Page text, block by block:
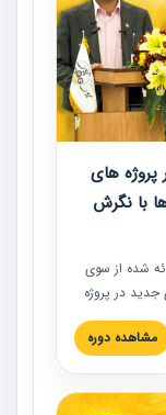
های
با نگرش
شده از سوی
جدید در پروژه
قراردادی
ارائه شد.
است.
مشاهده دوره